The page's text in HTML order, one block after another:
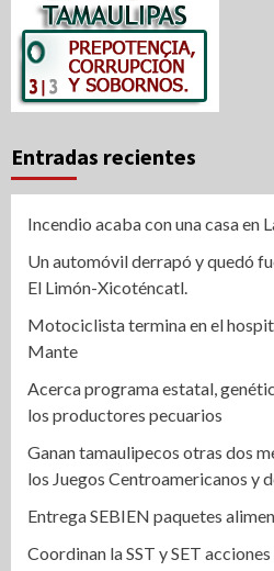
Entradas recientes
Incendio acaba con una casa en
Un automóvil derrapó y quedó
El Limón-Xicoténcatl.
Motociclista termina en el
Mante
Acerca programa estatal,
los productores pecuarios
Ganan tamaulipecos otras dos
los Juegos Centroamericanos y
Entrega SEBIEN paquetes
Coordinan la SST y SET